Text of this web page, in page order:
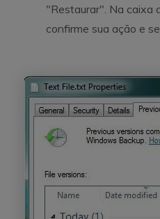
"Restaurar". Na caixa
confirme sua ação e